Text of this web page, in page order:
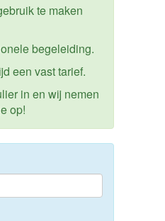
te maken
begeleiding.
een vast tarief.
in en wij nemen
op!